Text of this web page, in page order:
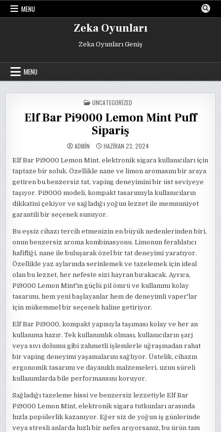
Skip
MENU
Zeka Oyunları
Zeka Oyunları Geniş
MENU
POSTED
IN
UNCATEGORIZED
Elf Bar Pi9000 Lemon Mint Puff
Sipariş
ADMIN HAZIRAN 23, 2024
Elf Bar Pi9000 Lemon Mint, elektronik sigara kullanıcıları için
taptaze bir soluk. Özellikle nane ve limon aromasını bir araya
getiren bu benzersiz tat, vaping deneyimini bir üst seviyeye
taşıyor. Pi9000 modeli, kompakt tasarımıyla kullanıcıların
dikkatini çekiyor ve sağladığı yoğun lezzet ile memnuniyet
garantili bir seçenek sunuyor.
Bu eşsiz cihazı tercih etmenizin en büyük nedenlerinden biri,
onun benzersiz aroma kombinasyonu. Limonun ferahlatıcı
hafifliği, nane ile buluşarak özel bir tat deneyimi yaratıyor.
Özellikle yaz aylarında serinlemek ve tazelemek için ideal
olan bu lezzet, her nefeste sizi hayran bırakacak. Ayrıca,
Pi9000 Lemon Mint'in güçlü pil ömrü ve kullanımı kolay
tasarımı, hem yeni başlayanlar hem de deneyimli vaper'lar
için mükemmel bir seçenek haline getiriyor.
Elf Bar Pi9000, kompakt yapısıyla taşıması kolay ve her an
kullanıma hazır. Tek kullanımlık olması, kullanıcıların şarj
veya sıvı dolumu gibi zahmetli işlemlerle uğraşmadan rahat
bir vaping deneyimi yaşamalarını sağlıyor. Üstelik, cihazın
ergonomik tasarımı ve dayanıklı malzemeleri, uzun süreli
kullanımlarda bile performansını koruyor.
Sağladığı tazeleme hissi ve benzersiz lezzetiyle Elf Bar
Pi9000 Lemon Mint, elektronik sigara tutkunları arasında
hızla popülerlik kazanıyor. Eğer siz de yoğun iş günlerinde
veya stresli anlarda hızlı bir nefes arıyorsanız, bu ürün tam